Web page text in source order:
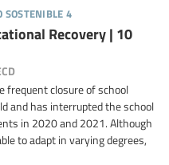
4
Recovery | 10
frequent closure of school
and has interrupted the school
in 2020 and 2021. Although
to adapt in varying degrees,